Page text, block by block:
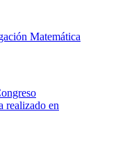
Matemática
realizado en